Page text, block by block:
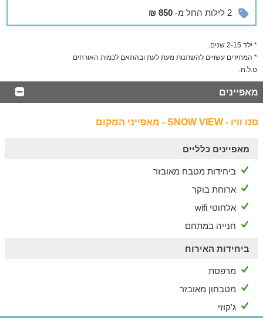
2 לילות החל מ-
850 ₪
* ילד 2-15 שנים.
* המחירים עשויים להשתנות מעת לעת ובהתאם לכמות האורחים
ט.ל.ח.
מאפיינים
סנו וויו - SNOW VIEW - מאפייני המקום
מאפיינים כלליים
ביחידות מטבח מאובזר
ארוחת בוקר
אלחוטי wifi
חנייה במתחם
ביחידות האירוח
מרפסת
מטבחון מאובזר
ג'קוזי